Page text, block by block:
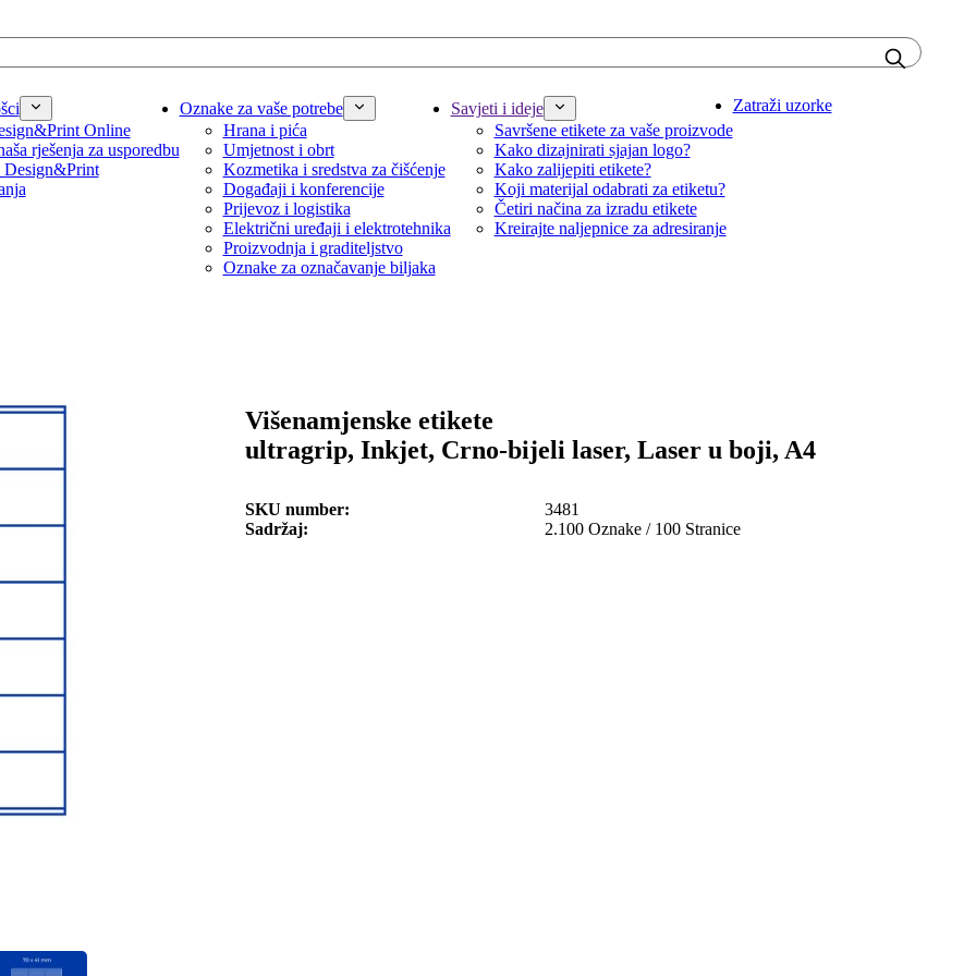
Online
rješenja za usporedbu
Design&Print
Oznake za vaše potrebe
Hrana i pića
Umjetnost i obrt
Kozmetika i sredstva za čišćenje
Događaji i konferencije
Prijevoz i logistika
Električni uređaji i elektrotehnika
Proizvodnja i graditeljstvo
Oznake za označavanje biljaka
Savjeti i ideje
Savršene etikete za vaše proizvode
Kako dizajnirati sjajan logo?
Kako zalijepiti etikete?
Koji materijal odabrati za etiketu?
Četiri načina za izradu etikete
Kreirajte naljepnice za adresiranje
Zatraži uzorke
Višenamjenske etikete
ultragrip, Inkjet, Crno-bijeli laser, Laser u boji, A4
SKU number
3481
Sadržaj
2.100 Oznake / 100 Stranice